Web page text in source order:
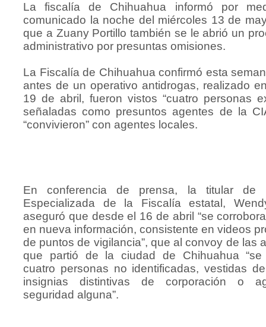
La fiscalía de Chihuahua informó por
comunicado la noche del miércoles 13 de
que a Zuany Portillo también se le abrió un
administrativo por presuntas omisiones.
La Fiscalía de Chihuahua confirmó esta
antes de un operativo antidrogas, realizado
19 de abril, fueron vistos “cuatro personas
señaladas como presuntos agentes de la
“convivieron” con agentes locales.
En conferencia de prensa, la titular de
Especializada de la Fiscalía estatal,
aseguró que desde el 16 de abril “se
en nueva información, consistente en videos
de puntos de vigilancia”, que al convoy de las
que partió de la ciudad de Chihuahua “se
cuatro personas no identificadas, vestidas
insignias distintivas de corporación o
seguridad alguna”.